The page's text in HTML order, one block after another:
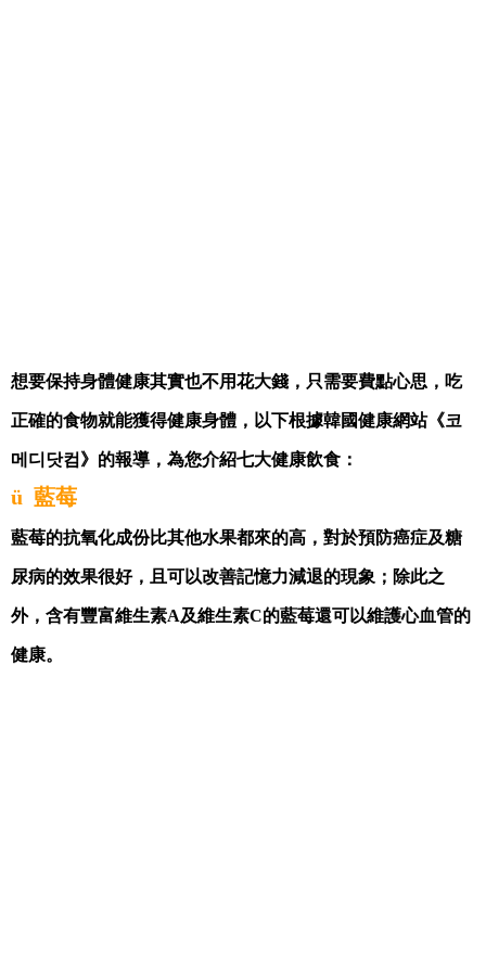
想要保持身體健康其實也不用花大錢，只需要費點心思，吃
正確的食物就能獲得健康身體，以下根據韓國健康網站《코
메디닷컴 》的報導，為您介紹七大健康飲食：
ü 藍莓
藍莓的抗氧化成份比其他水果都來的高，對於預防癌症及糖
尿病的效果很好，且可以改善記憶力減退的現象；除此之
外，含有豐富維生素A及維生素C的藍莓還可以維護心血管的
健康。